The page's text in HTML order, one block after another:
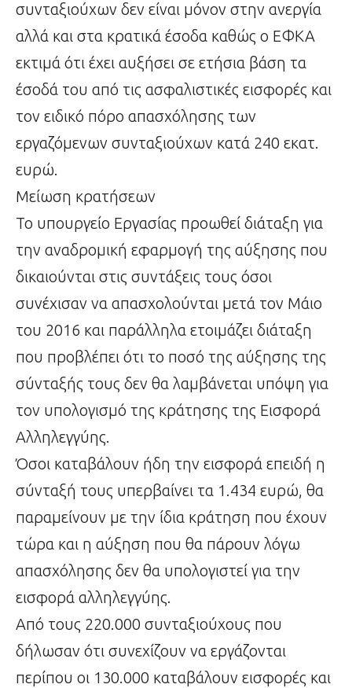
συνταξιούχων δεν είναι μόνον στην ανεργία
αλλά και στα κρατικά έσοδα καθώς ο ΕΦΚΑ
εκτιμά ότι έχει αυξήσει σε ετήσια βάση τα
έσοδά του από τις ασφαλιστικές εισφορές και
τον ειδικό πόρο απασχόλησης των
εργαζόμενων συνταξιούχων κατά 240 εκατ.
ευρώ.
Μείωση κρατήσεων
Το υπουργείο Εργασίας προωθεί διάταξη για
την αναδρομική εφαρμογή της αύξησης που
δικαιούνται στις συντάξεις τους όσοι
συνέχισαν να απασχολούνται μετά τον Μάιο
του 2016 και παράλληλα ετοιμάζει διάταξη
που προβλέπει ότι το ποσό της αύξησης της
σύνταξής τους δεν θα λαμβάνεται υπόψη για
τον υπολογισμό της κράτησης της Εισφορά
Αλληλεγγύης.
Όσοι καταβάλουν ήδη την εισφορά επειδή η
σύνταξή τους υπερβαίνει τα 1.434 ευρώ, θα
παραμείνουν με την ίδια κράτηση που έχουν
τώρα και η αύξηση που θα πάρουν λόγω
απασχόλησης δεν θα υπολογιστεί για την
εισφορά αλληλεγγύης.
Από τους 220.000 συνταξιούχους που
δήλωσαν ότι συνεχίζουν να εργάζονται
περίπου οι 130.000 καταβάλουν εισφορές και